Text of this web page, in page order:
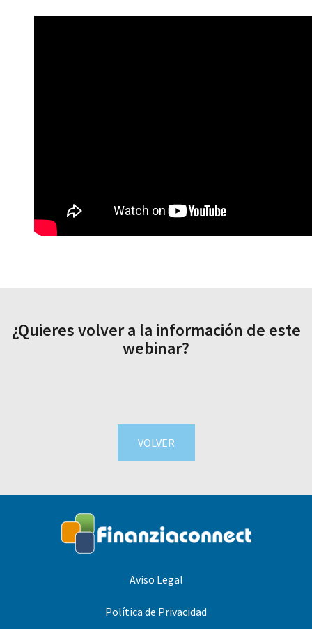
¿Quieres volver a la información de este
webinar?
VOLVER
Aviso Legal
Política de Privacidad